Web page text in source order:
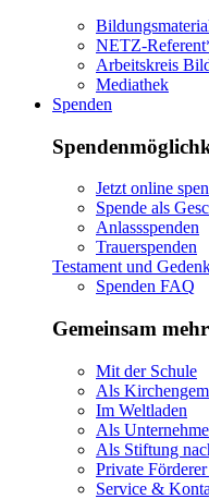
NETZ-
Arbeitskreis
Mediathek
Spenden
Jetzt online
Spende als
Anlassspenden
Trauerspenden
Testament und
Spenden FAQ
Gemeinsam
Mit der Schule
Als
Im Weltladen
Als
Als Stiftung
Private
Service &